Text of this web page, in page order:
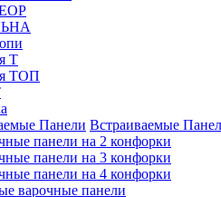
Т
ТОП
Встраиваемые
панели на 2 конфорки
панели на 3 конфорки
панели на 4 конфорки
варочные панели